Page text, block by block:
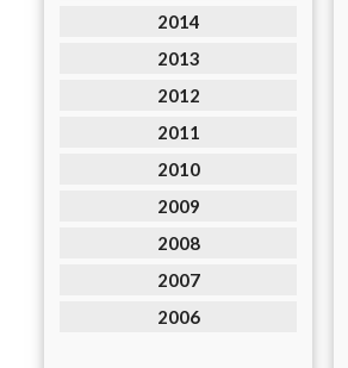
2014
2013
2012
2011
2010
2009
2008
2007
2006